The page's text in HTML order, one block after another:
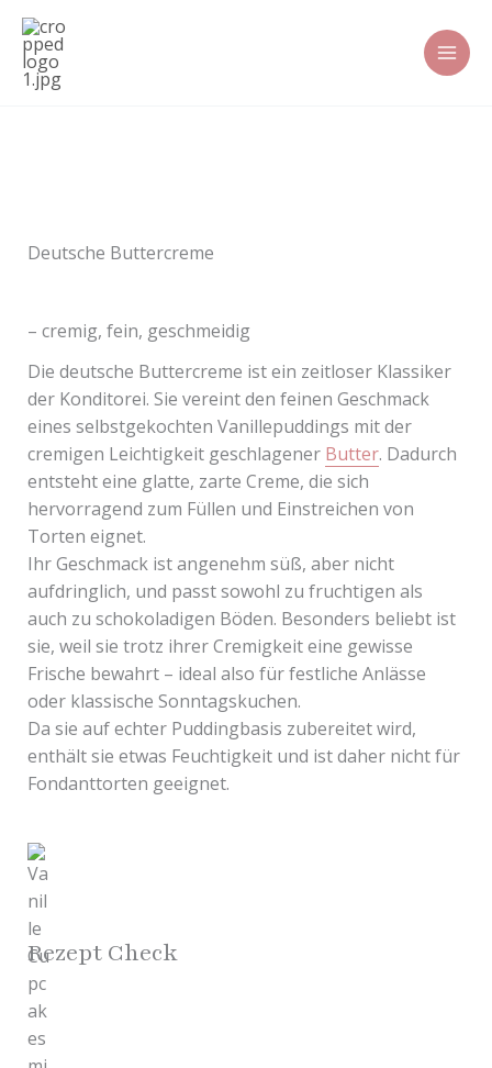
Zum
Inhalt
springen
Deutsche Buttercreme
– cremig, fein, geschmeidig
Die deutsche Buttercreme ist ein zeitloser Klassiker
der Konditorei. Sie vereint den feinen Geschmack
eines selbstgekochten Vanillepuddings mit der
cremigen Leichtigkeit geschlagener Butter. Dadurch
entsteht eine glatte, zarte Creme, die sich
hervorragend zum Füllen und Einstreichen von
Torten eignet.
Ihr Geschmack ist angenehm süß, aber nicht
aufdringlich, und passt sowohl zu fruchtigen als
auch zu schokoladigen Böden. Besonders beliebt ist
sie, weil sie trotz ihrer Cremigkeit eine gewisse
Frische bewahrt – ideal also für festliche Anlässe
oder klassische Sonntagskuchen.
Da sie auf echter Puddingbasis zubereitet wird,
enthält sie etwas Feuchtigkeit und ist daher nicht für
Fondanttorten geeignet.
Rezept Check